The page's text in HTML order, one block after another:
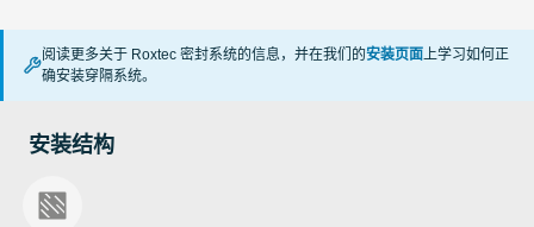
阅读更多关于 Roxtec 密封系统的信息，并在我们的安装页面上学习如何正
确安装穿隔系统。
安装结构